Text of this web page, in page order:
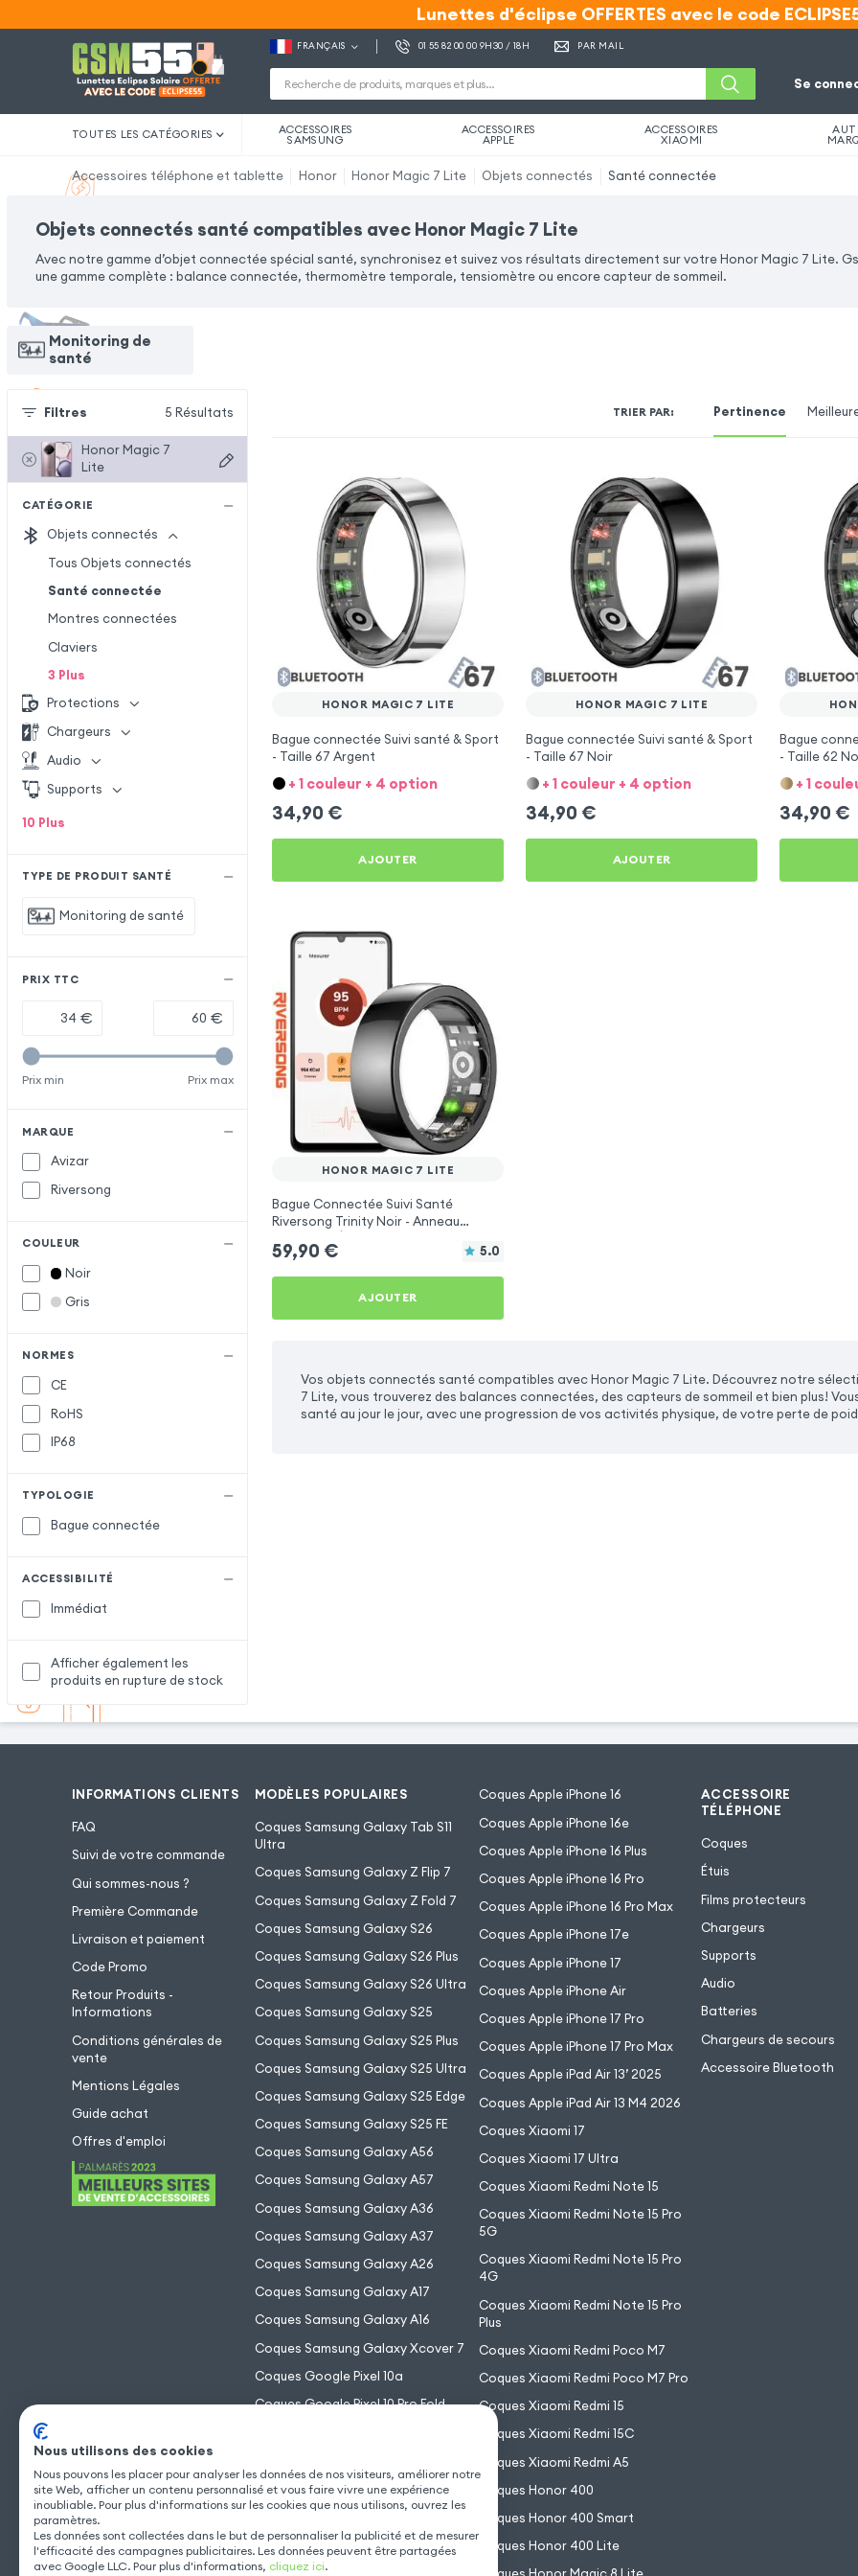
Lunettes d'éclipse OFFERTES avec le code
Lunettes d'éclipse OFFERTES avec le code
FRANÇAIS 01 55 82 00 00 9H30 / 18H PAR MAIL
Se
TOUTES LES CATÉGORIES ACCESSOIRES
SAMSUNG
ACCESSOIRES
APPLE
ACCESSOIRES
XIAOMI
Accessoires téléphone et tablette Honor Honor Magic 7 Lite Objets connectés Santé connectée
Objets connectés santé compatibles avec Honor Magic 7 Lite
Avec notre gamme d’objet connectée spécial santé, synchronisez et suivez vos résultats directement sur votre Honor Magic 7 Lite.
une gamme complète : balance connectée, thermomètre temporale, tensiomètre ou encore capteur de sommeil.
Monitoring de
santé
Filtres 5 Résultats
Honor Magic 7
Lite
CATÉGORIE
Objets connectés
Tous Objets connectés
Santé connectée
Montres connectées
Claviers
3 Plus
Protections
Chargeurs
Audio
Supports
10 Plus
TYPE DE PRODUIT SANTÉ
Monitoring de santé
PRIX TTC
€ €
Prix min Prix max
MARQUE
Avizar
Riversong
COULEUR
Noir
Gris
NORMES
CE
RoHS
IP68
TYPOLOGIE
Bague connectée
ACCESSIBILITÉ
Immédiat
Afficher également les
produits en rupture de stock
TRIER PAR: Pertinence
HONOR MAGIC 7 LITE
Bague connectée Suivi santé & Sport
- Taille 67 Argent
+ 1 couleur + 4 option
34,90 €
AJOUTER
HONOR MAGIC 7 LITE
Bague connectée Suivi santé & Sport
- Taille 67 Noir
+ 1 couleur + 4 option
34,90 €
AJOUTER
Bague
- Taille 62
+ 1
34,90 €
HONOR MAGIC 7 LITE
Bague Connectée Suivi Santé
Riversong Trinity Noir - Anneau
59,90 € 5.0
AJOUTER
Vos objets connectés santé compatibles avec Honor Magic 7 Lite. Découvrez notre
7 Lite, vous trouverez des balances connectées, des capteurs de sommeil et bien plus!
santé au jour le jour, avec une progression de vos activités physique, de votre perte de
INFORMATIONS CLIENTS
FAQ
Suivi de votre commande
Qui sommes-nous ?
Première Commande
Livraison et paiement
Code Promo
Retour Produits -
Informations
Conditions générales de
vente
Mentions Légales
Guide achat
Offres d'emploi
MODÈLES POPULAIRES
Coques Samsung Galaxy Tab S11
Ultra
Coques Samsung Galaxy Z Flip 7
Coques Samsung Galaxy Z Fold 7
Coques Samsung Galaxy S26
Coques Samsung Galaxy S26 Plus
Coques Samsung Galaxy S26 Ultra
Coques Samsung Galaxy S25
Coques Samsung Galaxy S25 Plus
Coques Samsung Galaxy S25 Ultra
Coques Samsung Galaxy S25 Edge
Coques Samsung Galaxy S25 FE
Coques Samsung Galaxy A56
Coques Samsung Galaxy A57
Coques Samsung Galaxy A36
Coques Samsung Galaxy A37
Coques Samsung Galaxy A26
Coques Samsung Galaxy A17
Coques Samsung Galaxy A16
Coques Samsung Galaxy Xcover 7
Coques Google Pixel 10a
Coques Google Pixel 10 Pro Fold
Coques Google Pixel 10
Coques Apple iPhone 16
Coques Apple iPhone 16e
Coques Apple iPhone 16 Plus
Coques Apple iPhone 16 Pro
Coques Apple iPhone 16 Pro Max
Coques Apple iPhone 17e
Coques Apple iPhone 17
Coques Apple iPhone Air
Coques Apple iPhone 17 Pro
Coques Apple iPhone 17 Pro Max
Coques Apple iPad Air 13’ 2025
Coques Apple iPad Air 13 M4 2026
Coques Xiaomi 17
Coques Xiaomi 17 Ultra
Coques Xiaomi Redmi Note 15
Coques Xiaomi Redmi Note 15 Pro
5G
Coques Xiaomi Redmi Note 15 Pro
4G
Coques Xiaomi Redmi Note 15 Pro
Plus
Coques Xiaomi Redmi Poco M7
Coques Xiaomi Redmi Poco M7 Pro
Coques Xiaomi Redmi 15
Coques Xiaomi Redmi 15C
Coques Xiaomi Redmi A5
Coques Honor 400
Coques Honor 400 Smart
Coques Honor 400 Lite
ACCESSOIRE
TÉLÉPHONE
Coques
Étuis
Films protecteurs
Chargeurs
Supports
Audio
Batteries
Chargeurs de secours
Accessoire Bluetooth
Nous utilisons des cookies
Nous pouvons les placer pour analyser les données de nos visiteurs, améliorer notre
site Web, afficher un contenu personnalisé et vous faire vivre une expérience
inoubliable. Pour plus d'informations sur les cookies que nous utilisons, ouvrez les
paramètres.
Les données sont collectées dans le but de personnaliser la publicité et de mesurer
l'efficacité des campagnes publicitaires. Les données peuvent être partagées
avec Google LLC. Pour plus d'informations, cliquez ici.